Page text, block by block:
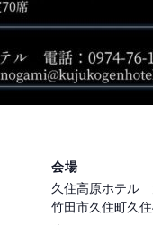
会場
久住高原ホテル
竹田市久住町久